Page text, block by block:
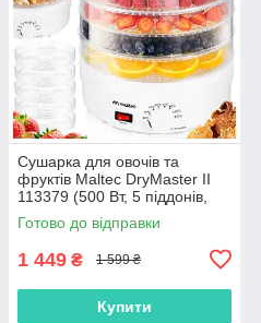
Сушарка для овочів та
фруктів Maltec DryMaster II
113379 (500 Вт, 5 піддонів,
Польша)
Готово до відправки
1 449 ₴ 1 599 ₴
Купити